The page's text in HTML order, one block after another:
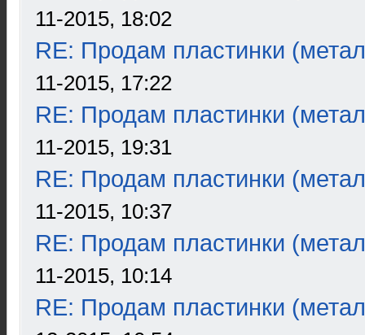
11-2015, 18:02
RE: Продам пластинки
11-2015, 17:22
RE: Продам пластинки
11-2015, 19:31
RE: Продам пластинки
11-2015, 10:37
RE: Продам пластинки
11-2015, 10:14
RE: Продам пластинки